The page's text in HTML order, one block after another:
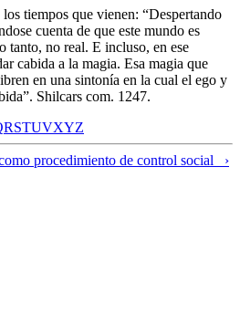
tiempos que vienen: “Despertando
cuenta de que este mundo es
tanto, no real. E incluso, en ese
cabida a la magia. Esa magia que
en una sintonía en la cual el ego y
Shilcars com. 1247.
RSTUVXYZ
procedimiento de control social ›